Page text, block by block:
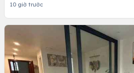
10 giờ trước